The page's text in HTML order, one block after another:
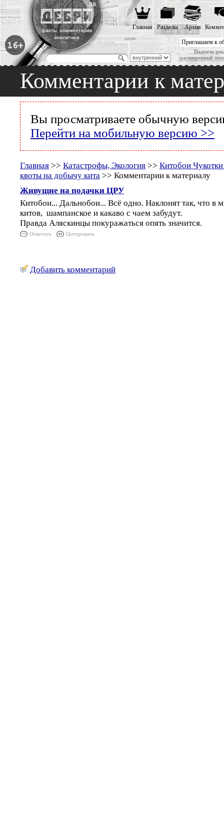
Приглашаем к
Надоела
расширенный
Главная Разделы Архив
Комментарии к
Вы просматриваете обычную
Перейти на мобильную версию >>
Главная >> Катастрофы, Экология >> Китобои
квоты на добычу кита >> Комментарии к материалу
Живущие на подачки ЦРУ
Китобои... Дальнобои... Всё одно. Наклонят так, что в
китов, шампанское и какаво с чаем забудут.
Правда Аляскинцы покуражаться опять значится.
Ответить Цитировать
Добавить комментарий